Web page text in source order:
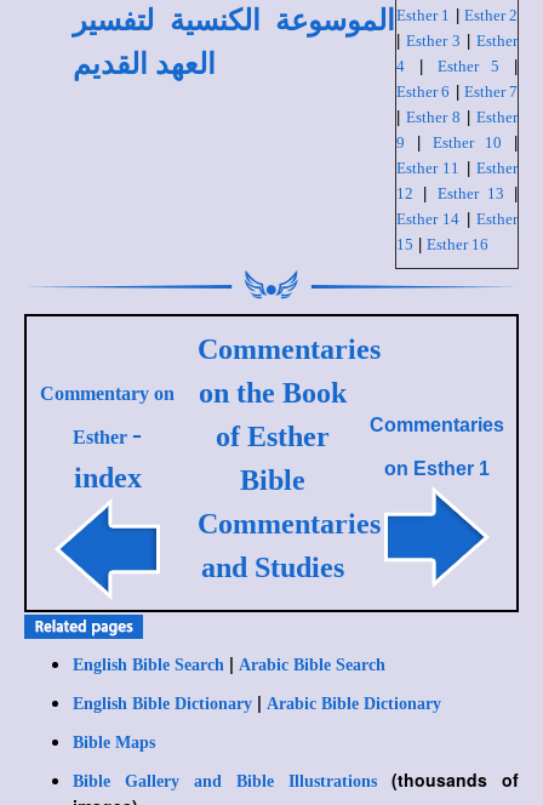
Esther 1
Esther 2
Esther 3
Esther
4
Esther 5
Esther 6
Esther 7
Esther 8
Esther
9
Esther 10
Esther 11 |Esther
12
Esther 13
Esther 14 |Esther
15
Esther 16
الموسوعة الكنسية لتفسير
العهد القديم
Commentary on
Esther -
index
Commentaries
on the Book
of Esther
Bible
Commentaries
and Studies
Commentaries
on Esther 1
English Bible Search | Arabic Bible Search
English Bible Dictionary | Arabic Bible Dictionary
Bible Maps
Bible Gallery and Bible Illustrations
(thousands of